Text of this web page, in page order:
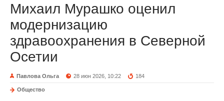
Михаил Мурашко оценил
модернизацию
здравоохранения в Северной
Осетии
Павлова Ольга 28 июн 2026, 10:22 184
Общество